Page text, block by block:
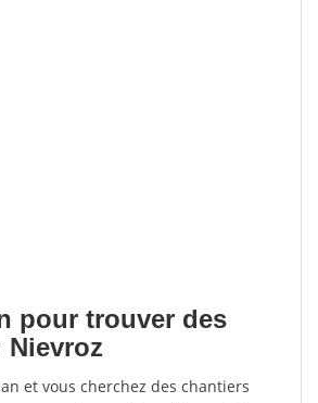
pour trouver des
Nievroz
et vous cherchez des chantiers